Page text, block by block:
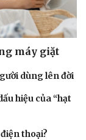
máy giặt
dùng lên đời
hiệu của “hạt
thoại?